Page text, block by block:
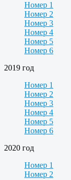
Номер 1
Номер 2
Номер 3
Номер 4
Номер 5
Номер 6
2019 год
Номер 1
Номер 2
Номер 3
Номер 4
Номер 5
Номер 6
2020 год
Номер 1
Номер 2